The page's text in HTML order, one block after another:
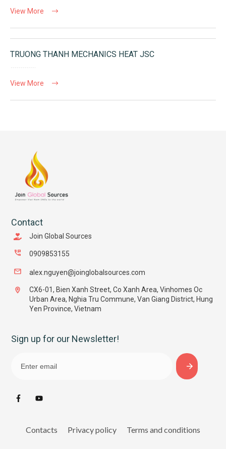
View More
TRUONG THANH MECHANICS HEAT JSC
View More
Contact
Join Global Sources
0909853155
alex.nguyen@joinglobalsources.com
CX6-01, Bien Xanh Street, Co Xanh Area, Vinhomes Oc
Urban Area, Nghia Tru Commune, Van Giang District, Hung
Yen Province, Vietnam
Sign up for our Newsletter!
Contacts Privacy policy Terms and conditions